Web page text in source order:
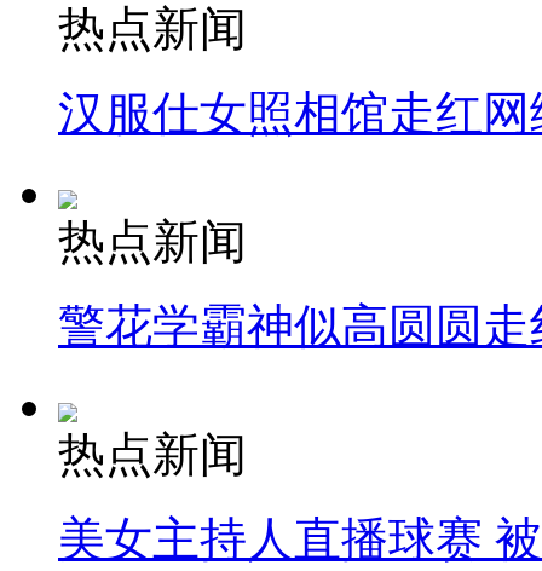
热点新闻
汉服仕女照相馆走红网
热点新闻
警花学霸神似高圆圆走
热点新闻
美女主持人直播球赛